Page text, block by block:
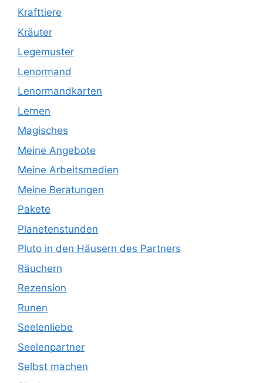
Krafttiere
Kräuter
Legemuster
Lenormand
Lenormandkarten
Lernen
Magisches
Meine Angebote
Meine Arbeitsmedien
Meine Beratungen
Pakete
Planetenstunden
Pluto in den Häusern des Partners
Räuchern
Rezension
Runen
Seelenliebe
Seelenpartner
Selbst machen